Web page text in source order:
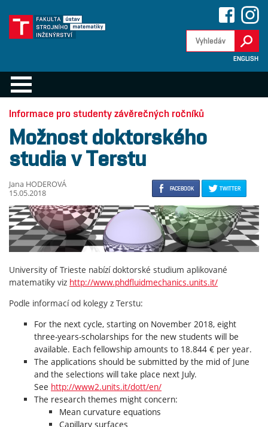
ENGLISH
Informace pro studenty závěrečných ročníků
Možnost doktorského
studia v Terstu
FACEBOOK TWITTER
Jana HODEROVÁ
15.05.2018
University of Trieste nabízí doktorské studium aplikované
matematiky viz http://www.phdfluidmechanics.units.it/
Podle informací od kolegy z Terstu:
For the next cycle, starting on November 2018, eight
three-years-scholarships for the new students will be
available. Each fellowship amounts to 18.844 € per year.
The applications should be submitted by the mid of June
and the selections will take place next July.
See http://www2.units.it/dott/en/
The research themes might concern:
Mean curvature equations
Capillary surfaces